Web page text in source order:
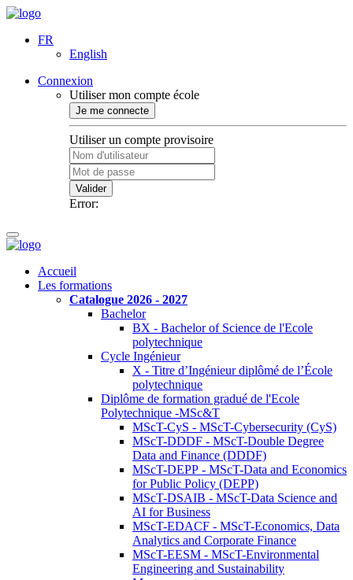
FR
English
Connexion
Utiliser mon compte école
Je me connecte
Utiliser un compte provisoire
Valider
Error:
Accueil
Les formations
Catalogue 2026 - 2027
Bachelor
BX - Bachelor of Science de l'Ecole
polytechnique
Cycle Ingénieur
X - Titre d’Ingénieur diplômé de l’École
polytechnique
Diplôme de formation gradué de l'Ecole
Polytechnique -MSc&T
MScT-CyS - MScT-Cybersecurity (CyS)
MScT-DDDF - MScT-Double Degree
Data and Finance (DDDF)
MScT-DEPP - MScT-Data and Economics
for Public Policy (DEPP)
MScT-DSAIB - MScT-Data Science and
AI for Business
MScT-EDACF - MScT-Economics, Data
Analytics and Corporate Finance
MScT-EESM - MScT-Environmental
Engineering and Sustainability